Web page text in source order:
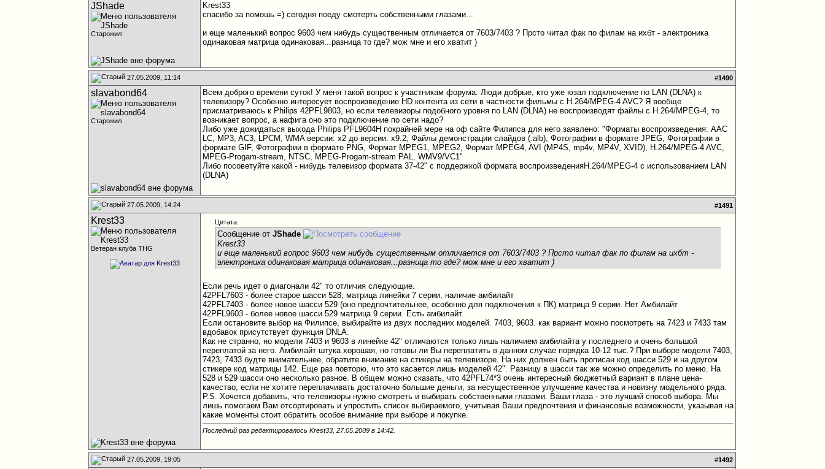
JShade
Старожил
Krest33
спасибо за помошь =) сегодня поеду смотерть собственными глазами...
и еще маленький вопрос 9603 чем нибудь существенным отличается от 7603/7403 ? Прсто читал фак по филам на ихбт - электроника
одинаковая матрица одинаковая...разница то где? мож мне и его хватит )
27.05.2009, 11:14 #1490
slavabond64
Старожил
Всем доброго времени суток! У меня такой вопрос к участникам форума: Люди добрые, кто уже юзал подключение по LAN (DLNA) к
телевизору? Особенно интересует воспроизведение HD контента из сети в частности фильмы с H.264/MPEG-4 AVC? Я вообще
присматриваюсь к Philips 42PFL9803, но если телевизоры подобного уровня по LAN (DLNA) не воспроизводят файлы с H.264/MPEG-4, то
возникает вопрос, а нафига оно это подключение по сети надо?
Либо уже дожидаться выхода Philips PFL9604H покрайней мере на оф сайте Филипса для него заявлено: "Форматы воспроизведения: AAC
LC, MP3, AC3, LPCM, WMA версии: x2 до версии: x9.2, Файлы демонстрации слайдов (.alb), Фотографии в формате JPEG, Фотографии в
формате GIF, Фотографии в формате PNG, Формат MPEG1, MPEG2, Формат MPEG4, AVI (MP4S, mp4v, MP4V, XVID), H.264/MPEG-4 AVC,
MPEG-Progam-stream, NTSC, MPEG-Progam-stream PAL, WMV9/VC1"
Либо посоветуйте какой - нибудь телевизор формата 37-42" с поддержкой формата воспроизведенияH.264/MPEG-4 с использованием LAN
(DLNA)
27.05.2009, 14:24 #1491
Krest33
Ветеран клуба THG
Цитата:
Сообщение отJShade
Krest33
и еще маленький вопрос 9603 чем нибудь существенным отличается от 7603/7403 ? Прсто читал фак по филам на ихбт -
электроника одинаковая матрица одинаковая...разница то где? мож мне и его хватит )
Если речь идет о диагонали 42" то отличия следующие.
42PFL7603 - более старое шасси 528, матрица линейки 7 серии, наличие амбилайт
42PFL7403 - более новое шасси 529 (оно предпочтительнее, особенно для подключения к ПК) матрица 9 серии. Нет Амбилайт
42PFL9603 - более новое шасси 529 матрица 9 серии. Есть амбилайт.
Если остановите выбор на Филипсе, выбирайте из двух последних моделей. 7403, 9603. как вариант можно посмотреть на 7423 и 7433 там
вдобавок присутствует функция DNLA.
Как не странно, но модели 7403 и 9603 в линейке 42" отличаются только лишь наличием амбилайта у последнего и очень большой
переплатой за него. Амбилайт штука хорошая, но готовы ли Вы переплатить в данном случае порядка 10-12 тыс.? При выборе модели 7403,
7423, 7433 будте внимательнее, обратите внимание на стикеры на телевизоре. На них должен быть прописан код шасси 529 и на другом
стикере код матрицы 142. Еще раз повторю, что это касается лишь моделей 42". Разницу в шасси так же можно определить по меню. На
528 и 529 шасси оно несколько разное. В общем можно сказать, что 42PFL74*3 очень интересный бюджетный вариант в плане цена-
качество, если не хотите переплачивать достаточно большие деньги, за несущественное улучшение качества и новизну модельного ряда.
P.S. Хочется добавить, что телевизоры нужно смотреть и выбирать собственными глазами. Ваши глаза - это лучший способ выбора. Мы
лишь помогаем Вам отсортировать и упростить список выбираемого, учитывая Ваши предпочтения и финансовые возможности, указывая на
какие моменты стоит обратить особое внимание при выборе и покупке.
Последний раз редактировалось Krest33, 27.05.2009 в 14:42
27.05.2009, 19:05 #1492